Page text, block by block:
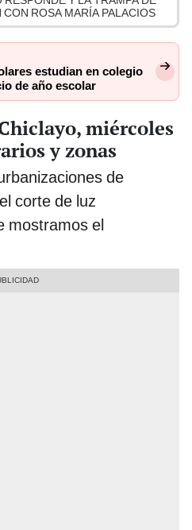
ROSA MARÍA PALACIOS
estudian en colegio
de año escolar
miércoles
y zonas
de
corte de luz
mostramos el